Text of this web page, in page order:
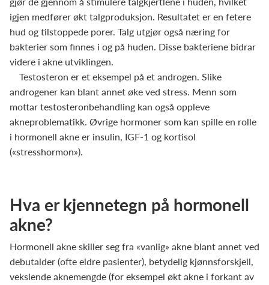
igjen medfører økt talgproduksjon. Resultatet er en fetere
hud og tilstoppede porer. Talg utgjør også næring for
bakterier som finnes i og på huden. Disse bakteriene bidrar
videre i akne utviklingen.
Testosteron er et eksempel på et androgen. Slike
androgener kan blant annet øke ved stress. Menn som
mottar testosteronbehandling kan også oppleve
akneproblematikk. Øvrige hormoner som kan spille en rolle
i hormonell akne er insulin, IGF-1 og kortisol
(«stresshormon»).
Hva er kjennetegn på hormonell
akne?
Hormonell akne skiller seg fra «vanlig» akne blant annet ved
debutalder (ofte eldre pasienter), betydelig kjønnsforskjell,
vekslende aknemengde (for eksempel økt akne i forkant av